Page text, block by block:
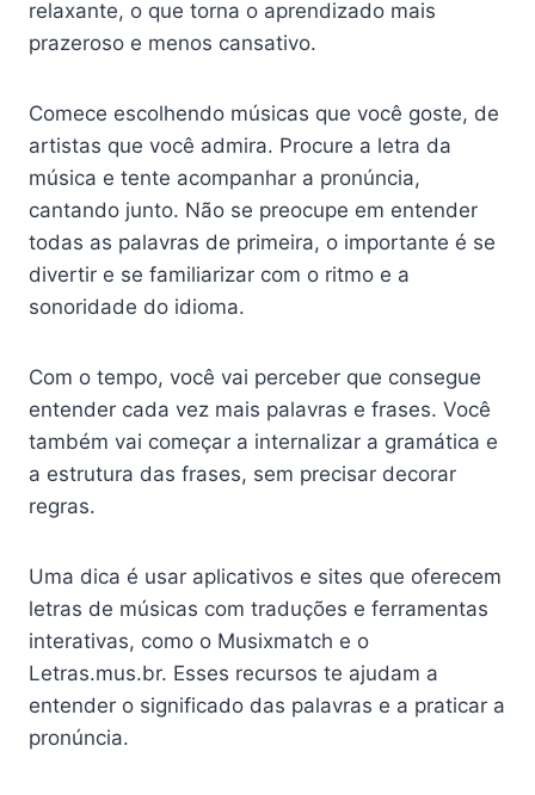
relaxante, o que torna o aprendizado mais
prazeroso e menos cansativo.
Comece escolhendo músicas que você goste, de
artistas que você admira. Procure a letra da
música e tente acompanhar a pronúncia,
cantando junto. Não se preocupe em entender
todas as palavras de primeira, o importante é se
divertir e se familiarizar com o ritmo e a
sonoridade do idioma.
Com o tempo, você vai perceber que consegue
entender cada vez mais palavras e frases. Você
também vai começar a internalizar a gramática e
a estrutura das frases, sem precisar decorar
regras.
Uma dica é usar aplicativos e sites que oferecem
letras de músicas com traduções e ferramentas
interativas, como o Musixmatch e o
Letras.mus.br. Esses recursos te ajudam a
entender o significado das palavras e a praticar a
pronúncia.